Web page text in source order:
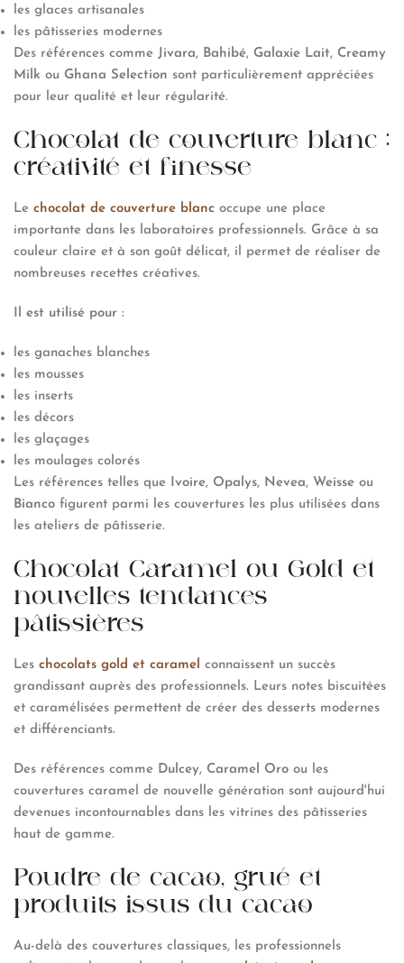
les glaces artisanales
les pâtisseries modernes
Des références comme Jivara, Bahibé, Galaxie Lait, Creamy
Milk ou Ghana Selection sont particulièrement appréciées
pour leur qualité et leur régularité.
Chocolat de couverture blanc :
créativité et finesse
Le chocolat de couverture blanc occupe une place
importante dans les laboratoires professionnels. Grâce à sa
couleur claire et à son goût délicat, il permet de réaliser de
nombreuses recettes créatives.
Il est utilisé pour :
les ganaches blanches
les mousses
les inserts
les décors
les glaçages
les moulages colorés
Les références telles que Ivoire, Opalys, Nevea, Weisse ou
Bianco figurent parmi les couvertures les plus utilisées dans
les ateliers de pâtisserie.
Chocolat Caramel ou Gold et
nouvelles tendances
pâtissières
Les chocolats gold et caramel connaissent un succès
grandissant auprès des professionnels. Leurs notes biscuitées
et caramélisées permettent de créer des desserts modernes
et différenciants.
Des références comme Dulcey, Caramel Oro ou les
couvertures caramel de nouvelle génération sont aujourd'hui
devenues incontournables dans les vitrines des pâtisseries
haut de gamme.
Poudre de cacao, grué et
produits issus du cacao
Au-delà des couvertures classiques, les professionnels